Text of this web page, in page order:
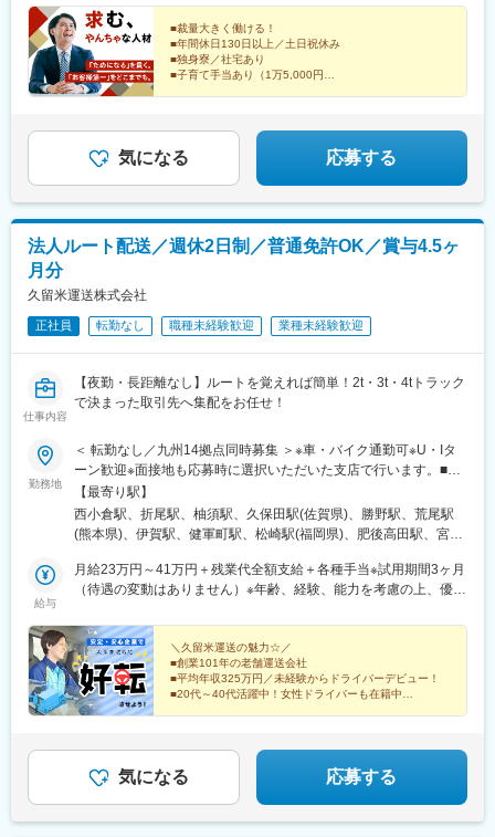
宿駅、鹿児島中央駅前駅、森岳駅、角館駅、東能代駅、燕三条
駅、村上駅(新潟県)、ガーラ湯沢駅、新横浜駅、大船駅、小田原
駅、鰺ケ沢駅、新青森駅、本八戸駅、三島駅、沼津駅、熱海駅、
加賀温泉駅、東金沢駅、小松駅、賀来駅、由布院駅、南風崎駅、
長崎駅前駅、塩尻駅、松本駅、権堂駅、米子空港駅(鉄道)、境港
屋駅、阿波大谷駅、東武ワールドスクウェア駅、日光駅、間藤
駅、大和八木駅、大和西大寺駅、近鉄奈良駅、鐘釣駅、欅平駅、
オークスカナルパークホテル富山前、芦原温泉駅、九頭竜湖駅、
敦賀駅、太宰府駅、博多駅、門司港駅、泉駅(常磐線)、会津若松
駅、新白河駅、三ノ宮駅、西明石駅、小樽駅、新千歳空港駅(鉄
道)、新函館北斗駅、貴志駅、白浜駅、和歌山市駅、海浜幕張駅、
北参道駅、広瀬通駅、なにわ橋駅、さっぽろ駅、函館駅前駅、弘
生駅、本川越駅、京成千葉駅、船橋駅、市川駅、京王八王子駅、
布田駅、半蔵門駅、日本橋駅(東京都)、溜池山王駅、新宿御苑前
駅、新高島駅、京急川崎駅、逸見駅、北鉄金沢駅、福井駅(福井
県)、名鉄岐阜駅、新浜松駅、新静岡駅、名古屋駅、新豊田駅、名
鉄一宮駅、新豊橋駅、岡崎公園前駅、上栄町駅、九条駅(京都府)、
大阪梅田駅(阪神線)、大小路駅、東花園駅、宮之阪駅、蛸地蔵駅、
駅、眉山ロープウェイ山麓駅、高松築港駅、後免町駅(軌道線)、西
鉄福岡駅、熊本駅前駅、鹿児島駅前駅、東別院駅、大曽根駅、道
後温泉駅、嵯峨嵐山駅、嵐電嵯峨駅、市立体育館前駅、広電宮島
口駅、高知駅前駅、後免中町駅、伊勢市駅、新岩国駅、高見橋
駅、三島広小路駅、ハウステンボス駅、五島町駅、西松本駅、中
駅、祇園駅(福岡県)、九州鉄道記念館駅、三宮駅(神戸市営)、三宮
駅(神戸新交通)、南新宿駅、堺筋本町駅、北１２条駅、市役所前駅
堀駅(東京都)、赤坂見附駅、東新宿駅、高島町駅、汐入駅、富山駅
北駅、七ツ屋駅、福井城址大名町駅、第一通り駅、日吉町駅、名
鉄名古屋駅、西一宮駅、駅前駅、島ノ関駅、東寺駅、大阪駅、花
田口駅、高速神戸駅、香櫨園駅、宝山寺駅、西川緑道公園駅、猿
猴橋町駅、後免東町駅、天神駅、二本木口駅、桜島桟橋通駅、南
（使用料）＋水道光熱費で入居可＜受動喫煙対策＞・オフィス内
禁煙・分煙（喫煙スペースを別途設置）
駅、今里駅(地下鉄)、針中野駅、石橋阪大前駅、岸和田駅、枚方市
駅、近鉄八尾駅、高田駅(奈良県)、学園前駅(奈良県)、学門駅、紀
伊田辺駅、新宮駅、岡山駅前駅、倉敷市駅、六万寺駅、大牟田
駅、博多駅、唐津駅、武雄温泉駅、佐世保駅、本諫早駅、日本橋
駅(東京都)、成増駅、永田町駅、代官山駅、奥沢駅、井の頭公園
古屋駅、宇治山田駅、桃山御陵前駅、神戸三宮駅(阪急・神戸高
速)、北浜駅(大阪府)、なんば駅(地下鉄)、駒川中野駅、宮之阪駅、
大和高田駅、紀伊御坊駅、岡山駅、倉敷駅、新栄町駅(福岡県)、祇
駅、神戸三宮駅(阪神)、なにわ橋駅、ＪＲ難波駅、高田市駅、西川
緑道公園駅、中佐世保駅
■裁量大きく働ける！
■年間休日130日以上／土日祝休み
■独身寮／社宅あり
■子育て手当あり（1万5,000円）
気になる 応募する
法人ルート配送／週休2日制／普通免許OK／賞与4.5ヶ
月分
久留米運送株式会社
正社員 転勤なし 職種未経験歓迎 業種未経験歓迎
仕事内容
【夜勤・長距離なし】ルートを覚えれば簡単！2t・3t・4tトラック
で決まった取引先へ集配をお任せ！
勤務地
＜ 転勤なし／九州14拠点同時募集 ＞※車・バイク通勤可※U・Iタ
ーン歓迎※面接地も応募時に選択いただいた支店で行います。■北
九州支店／福岡県北九州市小倉北区西港町83-2■遠賀店／福岡県遠
賀郡水巻町猪熊10-6-21■飯塚店／福岡県鞍手郡小竹町南良津92-
5■福岡支店／福岡県糟屋郡粕屋町仲原2675■福岡インター支店／
木1058-1■大牟田店／福岡県大牟田市四山町80-30■佐賀支店／佐
賀県小城市三日月町堀江316■熊本MEGA支店／熊本県上益城郡嘉
店／宮崎市阿波岐原町坊ノ下2864■鹿児島支店／鹿児島市西別府
町3200-5■鹿屋店／鹿児島県鹿屋市永野田町750-17■隼人店／鹿児
島県霧島市隼人町真孝460-4
【最寄り駅】
西小倉駅、折尾駅、柚須駅、久保田駅(佐賀県)、勝野駅、荒尾駅
(熊本県)、伊賀駅、健軍町駅、松崎駅(福岡県)、肥後高田駅、宮崎
給与
月給23万円～41万円＋残業代全額支給＋各種手当※試用期間3ヶ月
（待遇の変動はありません）※年齢、経験、能力を考慮の上、優遇
い。＜ドライバーの平均月収＞33万円～35万円★残業代も1分単
位できちんと支給するため、サービス残業とは無縁！★荷物の重
量や件数に応じた「職能手当」あり！頑張った分だけ収入に反映
されます。家族・教育手当などの手当も充実しているため、早い
段階でマイホームを購入する社員も多いのも当社の特徴。★ドラ
重要！！＞＞転勤もないので、腰を据えて活躍いただけます！
＼久留米運送の魅力☆／
■創業101年の老舗運送会社
■平均年収325万円／未経験からドライバーデビュー！
■20代～40代活躍中！女性ドライバーも在籍中
気になる 応募する